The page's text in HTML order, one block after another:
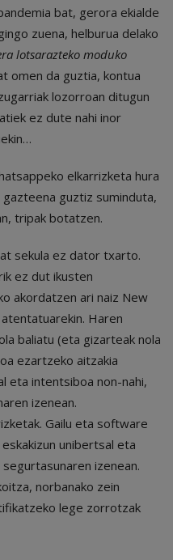
bat, gerora ekialde
zuena, helburua delako
lotsarazteko moduko
omen da guztia, kontua
lozorroan ditugun
ez dute nahi inor
elkarrizketa hura
guztiz suminduta,
tripak botatzen.
sekula ez dator txarto.
ez dut ikusten
akordatzen ari naiz New
Haren
baliatu (eta gizarteak nola
ezartzeko aitzakia
eta intentsiboa non-nahi,
izenean.
Gailu eta software
unibertsal eta
izenean.
norbanako zein
lege zorrotzak